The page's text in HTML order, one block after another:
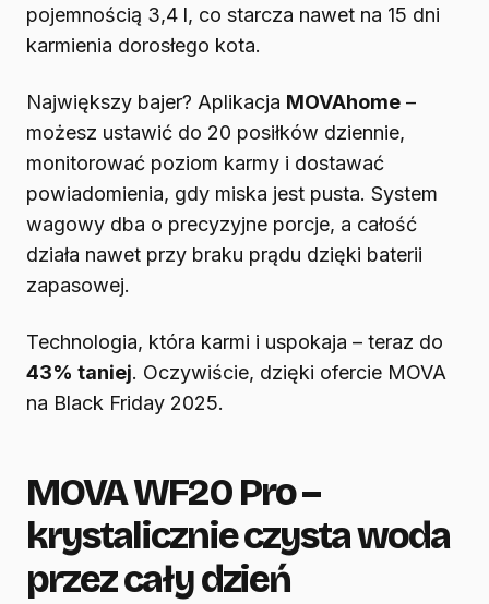
pojemnością 3,4 l, co starcza nawet na 15 dni
karmienia dorosłego kota.
Największy bajer? Aplikacja MOVAhome –
możesz ustawić do 20 posiłków dziennie,
monitorować poziom karmy i dostawać
powiadomienia, gdy miska jest pusta. System
wagowy dba o precyzyjne porcje, a całość
działa nawet przy braku prądu dzięki baterii
zapasowej.
Technologia, która karmi i uspokaja – teraz do
43% taniej. Oczywiście, dzięki ofercie MOVA
na Black Friday 2025.
MOVA WF20 Pro –
krystalicznie czysta woda
przez cały dzień